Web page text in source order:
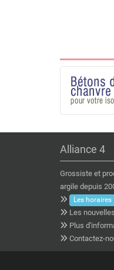
Alliance 4
Grossiste et
argile depuis
Les horaires
Les nouvelles
Plus
Contactez-